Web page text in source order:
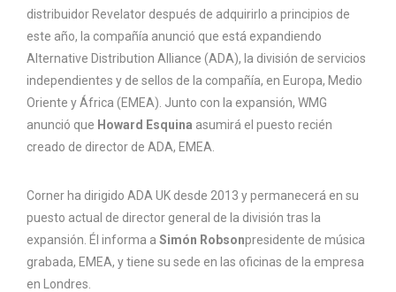
distribuidor Revelator después de adquirirlo a principios de
este año, la compañía anunció que está expandiendo
Alternative Distribution Alliance (ADA), la división de servicios
independientes y de sellos de la compañía, en Europa, Medio
Oriente y África (EMEA). Junto con la expansión, WMG
anunció que Howard Esquina asumirá el puesto recién
creado de director de ADA, EMEA.
Corner ha dirigido ADA UK desde 2013 y permanecerá en su
puesto actual de director general de la división tras la
expansión. Él informa a Simón Robsonpresidente de música
grabada, EMEA, y tiene su sede en las oficinas de la empresa
en Londres.